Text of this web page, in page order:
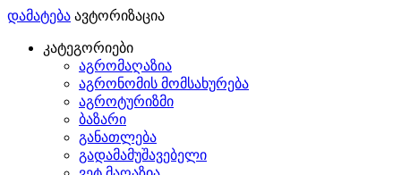
დამატება ავტორიზაცია
კატეგორიები
აგრომაღაზია
აგრონომის მომსახურება
აგროტურიზმი
ბაზარი
განათლება
გადამამუშავებელი